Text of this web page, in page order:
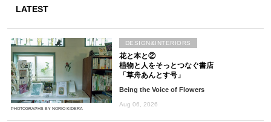
LATEST
PHOTOGRAPHS BY NORIO KIDERA
花と本と②
植物と人をそっとつなぐ書店
「草舟あんとす号」
Being the Voice of Flowers
Aug 06, 2026
DESIGN&INTERIORS